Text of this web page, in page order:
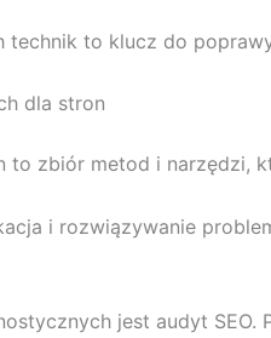
technik to klucz do
dla stron
to zbiór metod i narzędzi,
i rozwiązywanie
jest audyt